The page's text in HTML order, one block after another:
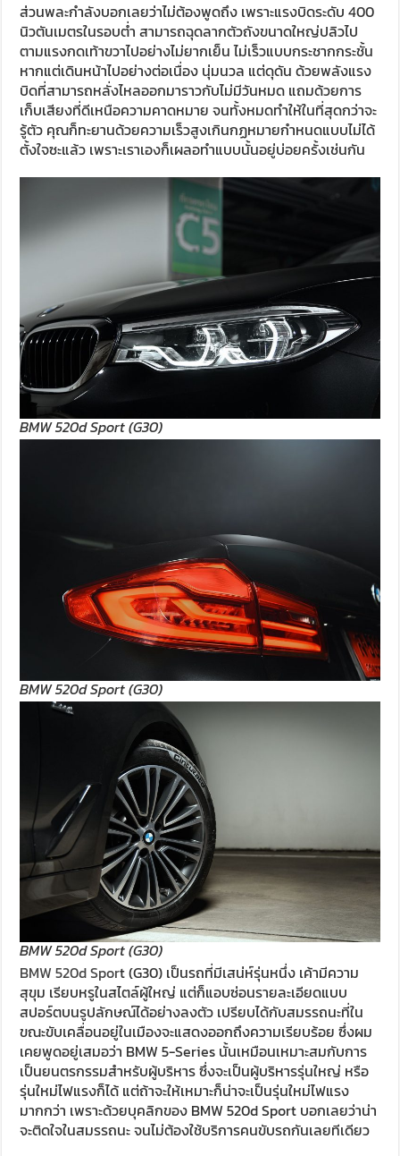
ส่วนพละกำลังบอกเลยว่าไม่ต้องพูดถึง เพราะแรงบิดระดับ 400
นิวตันเมตรในรอบต่ำ สามารถฉุดลากตัวถังขนาดใหญ่ปลิวไป
ตามแรงกดเท้าขวาไปอย่างไม่ยากเย็น ไม่เร็วแบบกระชากกระชั้น
หากแต่เดินหน้าไปอย่างต่อเนื่อง นุ่มนวล แต่ดุดัน ด้วยพลังแรง
บิดที่สามารถหลั่งไหลออกมาราวกับไม่มีวันหมด แถมด้วยการ
เก็บเสียงที่ดีเหนือความคาดหมาย จนทั้งหมดทำให้ในที่สุดกว่าจะ
รู้ตัว คุณก็ทะยานด้วยความเร็วสูงเกินกฏหมายกำหนดแบบไม่ได้
ตั้งใจซะแล้ว เพราะเราเองก็เผลอทำแบบนั้นอยู่บ่อยครั้งเช่นกัน
BMW 520d Sport (G30)
BMW 520d Sport (G30)
BMW 520d Sport (G30)
BMW 520d Sport (G30) เป็นรถที่มีเสน่ห์รุ่นหนึ่ง เค้ามีความ
สุขุม เรียบหรูในสไตล์ผู้ใหญ่ แต่ก็แอบซ่อนรายละเอียดแบบ
สปอร์ตบนรูปลักษณ์ได้อย่างลงตัว เปรียบได้กับสมรรถนะที่ใน
ขณะขับเคลื่อนอยู่ในเมืองจะแสดงออกถึงความเรียบร้อย ซึ่งผม
เคยพูดอยู่เสมอว่า BMW 5-Series นั้นเหมือนเหมาะสมกับการ
เป็นยนตรกรรมสำหรับผู้บริหาร ซึ่งจะเป็นผู้บริหารรุ่นใหญ่ หรือ
รุ่นใหม่ไฟแรงก็ได้ แต่ถ้าจะให้เหมาะก็น่าจะเป็นรุ่นใหม่ไฟแรง
มากกว่า เพราะด้วยบุคลิกของ BMW 520d Sport บอกเลยว่าน่า
จะติดใจในสมรรถนะ จนไม่ต้องใช้บริการคนขับรถกันเลยทีเดียว